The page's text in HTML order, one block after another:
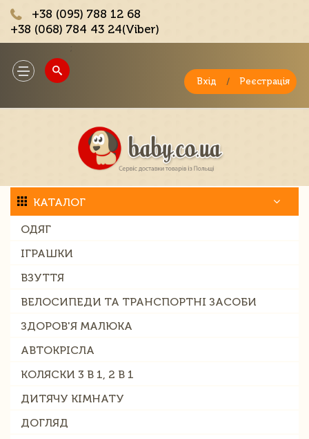
+38 (095) 788 12 68
+38 (068) 784 43 24(Viber)
Toggle
navigation
Вхід / Реєстрація
КАТАЛОГ
ОДЯГ
ІГРАШКИ
ВЗУТТЯ
ВЕЛОСИПЕДИ ТА ТРАНСПОРТНІ ЗАСОБИ
ЗДОРОВ'Я МАЛЮКА
АВТОКРІСЛА
КОЛЯСКИ 3 В 1, 2 В 1
ДИТЯЧУ КІМНАТУ
ДОГЛЯД